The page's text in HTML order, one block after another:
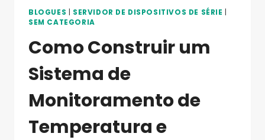
BLOGUES SERVIDOR DE DISPOSITIVOS DE SÉRIE
SEM CATEGORIA
Como Construir um
Sistema de
Monitoramento de
Temperatura e